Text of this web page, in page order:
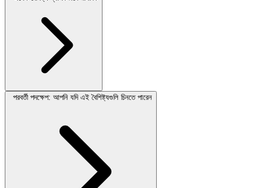
পরবর্তী পদক্ষেপ: আপনি যদি এই বৈশিষ্ট্যগুলি চিনতে পারেন